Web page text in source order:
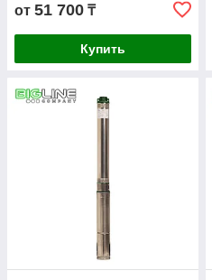
от 51 700 ₸
Купить